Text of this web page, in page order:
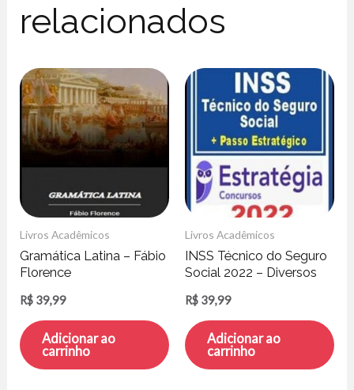
relacionados
Livros Acadêmicos
Gramática Latina – Fábio
Florence
R$ 39,99
Adicionar ao
carrinho
Livros Acadêmicos
INSS Técnico do Seguro
Social 2022 – Diversos
R$ 39,99
Adicionar ao
carrinho